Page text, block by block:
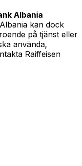
Albania
kan dock
på tjänst eller
använda,
Raiffeisen